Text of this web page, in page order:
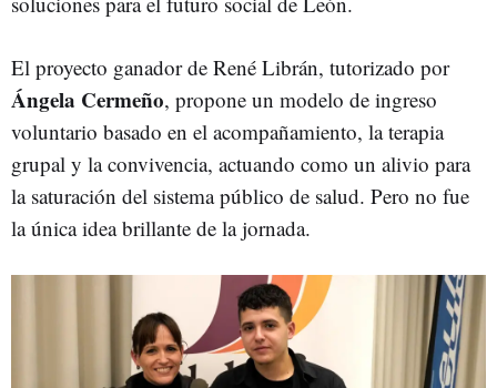
El proyecto ganador de René Librán, tutorizado por
Ángela Cermeño, propone un modelo de ingreso
voluntario basado en el acompañamiento, la terapia
grupal y la convivencia, actuando como un alivio para
la saturación del sistema público de salud. Pero no fue
la única idea brillante de la jornada.